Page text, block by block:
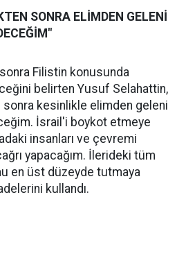
SONRA ELİMDEN GELENİ
Filistin konusunda
belirten Yusuf Selahattin,
sonra kesinlikle elimden geleni
İsrail'i boykot etmeye
insanları ve çevremi
yapacağım. İlerideki tüm
en üst düzeyde tutmaya
kullandı.